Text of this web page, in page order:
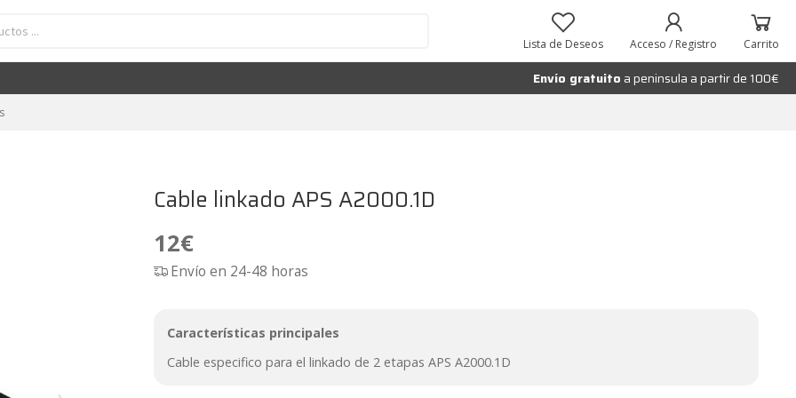
Lista de Deseos Acceso / Registro Carrito
Envío gratuito a peninsula a partir de 100€
Cable linkado APS A2000.1D
12€
Envío en 24-48 horas
Características principales
Cable especifico para el linkado de 2 etapas APS A2000.1D
Añadir al carrito